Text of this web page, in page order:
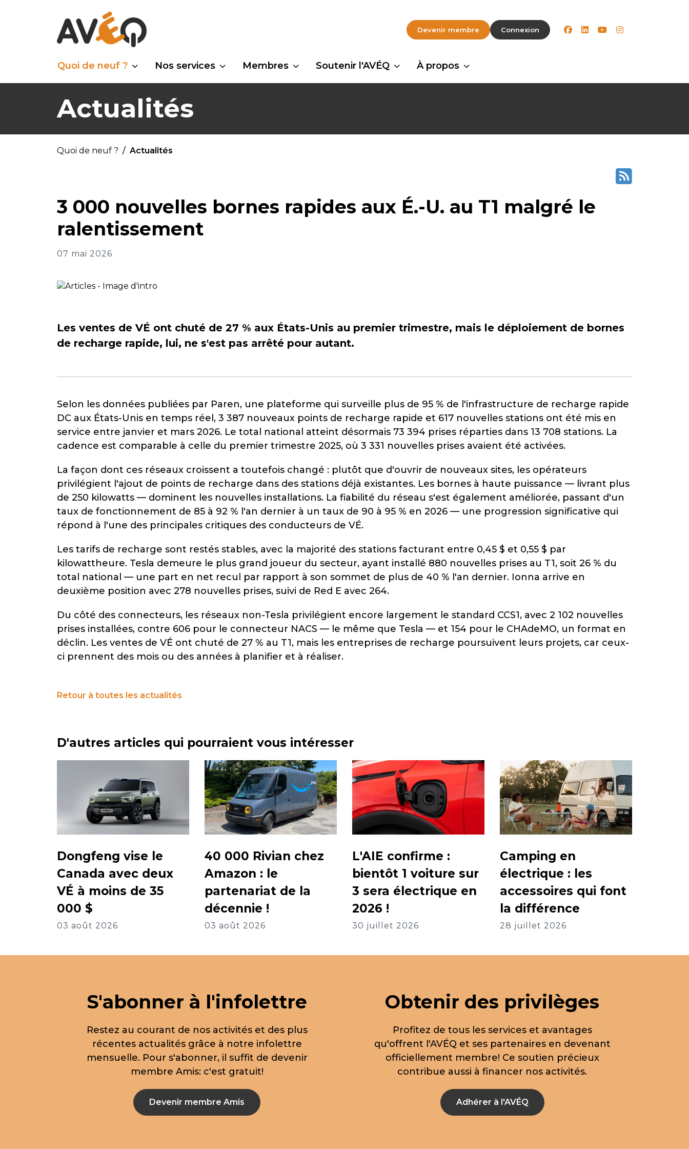
Devenir membre Connexion facebook
linkedinyoutubeinstagram
Quoi de neuf ? Nos services Membres Soutenir l'AVÉQ À propos
Actualités
Quoi de neuf ? Actualités
3 000 nouvelles bornes rapides aux É.-U. au T1 malgré le
ralentissement
07 mai 2026
Les ventes de VÉ ont chuté de 27 % aux États-Unis au premier trimestre, mais le déploiement de bornes
de recharge rapide, lui, ne s'est pas arrêté pour autant.
Selon les données publiées par Paren, une plateforme qui surveille plus de 95 % de l'infrastructure de recharge rapide
DC aux États-Unis en temps réel, 3 387 nouveaux points de recharge rapide et 617 nouvelles stations ont été mis en
service entre janvier et mars 2026. Le total national atteint désormais 73 394 prises réparties dans 13 708 stations. La
cadence est comparable à celle du premier trimestre 2025, où 3 331 nouvelles prises avaient été activées.
La façon dont ces réseaux croissent a toutefois changé : plutôt que d'ouvrir de nouveaux sites, les opérateurs
privilégient l'ajout de points de recharge dans des stations déjà existantes. Les bornes à haute puissance — livrant plus
de 250 kilowatts — dominent les nouvelles installations. La fiabilité du réseau s'est également améliorée, passant d'un
taux de fonctionnement de 85 à 92 % l'an dernier à un taux de 90 à 95 % en 2026 — une progression significative qui
répond à l'une des principales critiques des conducteurs de VÉ.
Les tarifs de recharge sont restés stables, avec la majorité des stations facturant entre 0,45 $ et 0,55 $ par
kilowattheure. Tesla demeure le plus grand joueur du secteur, ayant installé 880 nouvelles prises au T1, soit 26 % du
total national — une part en net recul par rapport à son sommet de plus de 40 % l'an dernier. Ionna arrive en
deuxième position avec 278 nouvelles prises, suivi de Red E avec 264.
Du côté des connecteurs, les réseaux non-Tesla privilégient encore largement le standard CCS1, avec 2 102 nouvelles
prises installées, contre 606 pour le connecteur NACS — le même que Tesla — et 154 pour le CHAdeMO, un format en
déclin. Les ventes de VÉ ont chuté de 27 % au T1, mais les entreprises de recharge poursuivent leurs projets, car ceux-
ci prennent des mois ou des années à planifier et à réaliser.
Retour à toutes les actualités
D'autres articles qui pourraient vous intéresser
Dongfeng vise le
Canada avec deux
VÉ à moins de 35
000 $
03 août 2026
40 000 Rivian chez
Amazon : le
partenariat de la
décennie !
03 août 2026
L'AIE confirme :
bientôt 1 voiture sur
3 sera électrique en
2026 !
30 juillet 2026
Camping en
électrique : les
accessoires qui font
la différence
28 juillet 2026
S'abonner à l'infolettre
Restez au courant de nos activités et des plus
récentes actualités grâce à notre infolettre
mensuelle. Pour s'abonner, il suffit de devenir
membre Amis: c'est gratuit!
Devenir membre Amis
Obtenir des privilèges
Profitez de tous les services et avantages
qu'offrent l'AVÉQ et ses partenaires en devenant
officiellement membre! Ce soutien précieux
contribue aussi à financer nos activités.
Adhérer à l'AVÉQ